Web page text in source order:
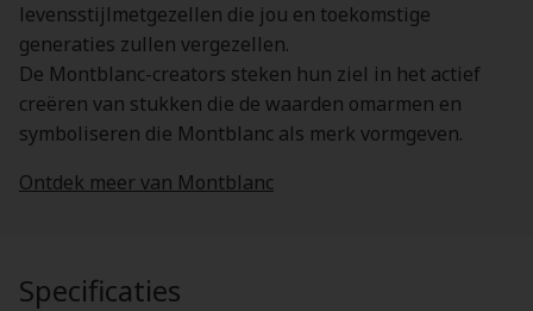
levensstijlmetgezellen die jou en toekomstige
generaties zullen vergezellen.
De Montblanc-creators steken hun ziel in het actief
creëren van stukken die de waarden omarmen en
symboliseren die Montblanc als merk vormgeven.
Ontdek meer van Montblanc
Specificaties